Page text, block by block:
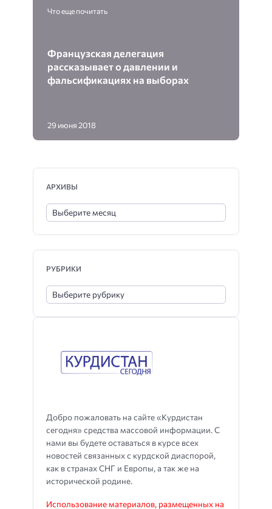
Что еще почитать
Французская делегация
рассказывает о давлении и
фальсификациях на выборах
29 июня 2018
Добро пожаловать на сайте «Курдистан
сегодня» средства массовой информации. С
нами вы будете оставаться в курсе всех
новостей связанных с курдской диаспорой,
как в странах СНГ и Европы, а так же на
исторической родине.
Использование материалов, размещенных на
АРХИВЫ
РУБРИКИ